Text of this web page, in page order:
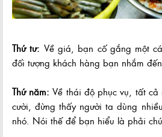
Thứ tư: Về giá, bạn cố gắng một
đối tượng khách hàng bạn nhắm
Thứ năm: Về thái độ phục vụ, tất cả
cười, đừng thấy người ta dùng
nhó. Nói thế để bạn hiểu là phải